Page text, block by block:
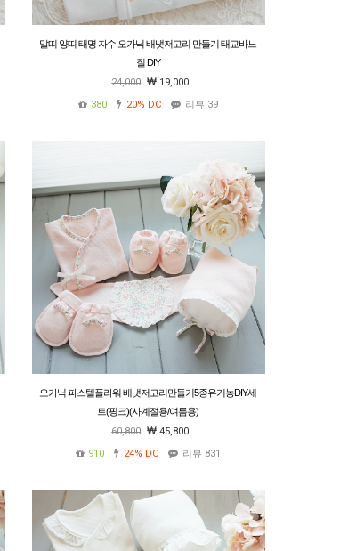
말띠 양띠 태명 자수 오가닉 배냇저고리 만들기 태교바느
질 DIY
24,000
19,000
380
20% DC 리뷰 39
오가닉 파스텔플라워 배냇저고리만들기5종유기농DIY세
트(핑크)(사계절용/여름용)
60,800
45,800
910
24% DC 리뷰 831